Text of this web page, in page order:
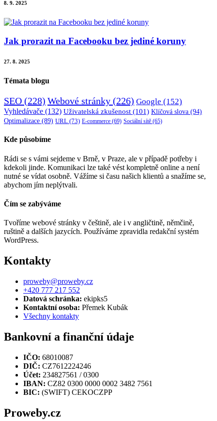
8. 9. 2025
Jak prorazit na Facebooku bez jediné koruny
27. 8. 2025
Témata blogu
SEO (228) Webové stránky (226) Google (152)
Vyhledávače (132) Uživatelská zkušenost (101) Klíčová slova (94)
Optimalizace (89) URL (73) E-commerce (69) Sociální sítě (65)
Kde působíme
Rádi se s vámi sejdeme v Brně, v Praze, ale v případě potřeby i
kdekoli jinde. Komunikaci lze také vést kompletně online a není
nutné se vídat osobně. Vážíme si času našich klientů a snažíme se,
abychom jím neplýtvali.
Čím se zabýváme
Tvoříme webové stránky v češtině, ale i v angličtině, němčině,
ruštině a dalších jazycích. Používáme zpravidla redakční systém
WordPress.
Kontakty
proweby@proweby.cz
+420 777 217 552
Datová schránka: ekipks5
Kontaktní osoba: Přemek Kubák
Všechny kontakty
Bankovní a finanční údaje
IČO: 68010087
DIČ: CZ7612224246
Účet: 234827561 / 0300
IBAN: CZ82 0300 0000 0002 3482 7561
BIC: (SWIFT) CEKOCZPP
Proweby.cz